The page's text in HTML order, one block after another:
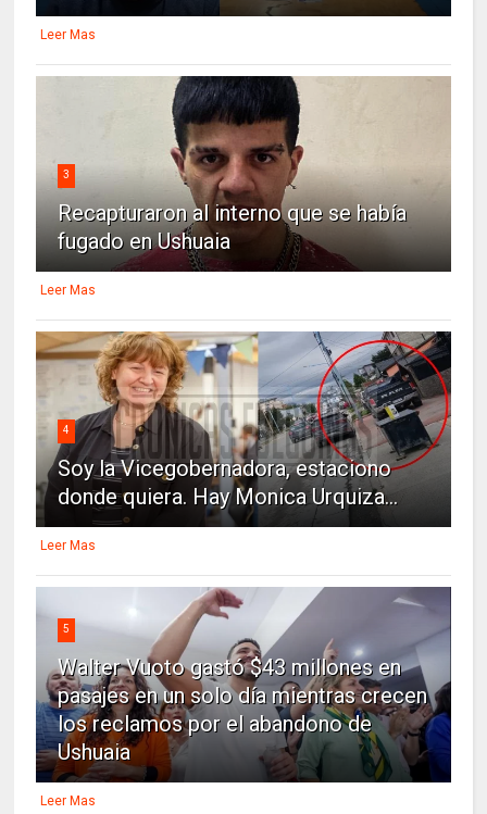
Leer Mas
3
Recapturaron al interno que se había
fugado en Ushuaia
Leer Mas
4
Soy la Vicegobernadora, estaciono
donde quiera. Hay Monica Urquiza...
Leer Mas
5
Walter Vuoto gastó $43 millones en
pasajes en un solo día mientras crecen
los reclamos por el abandono de
Ushuaia
Leer Mas